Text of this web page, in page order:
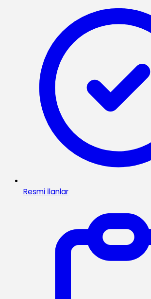
Resmi İlanlar